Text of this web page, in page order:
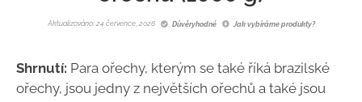
Aktualizováno: 24 července, 2026 Důvěryhodné Jak vybíráme produkty?
Shrnutí: Para ořechy, kterým se také říká brazilské
ořechy, jsou jedny z největších ořechů a také jsou